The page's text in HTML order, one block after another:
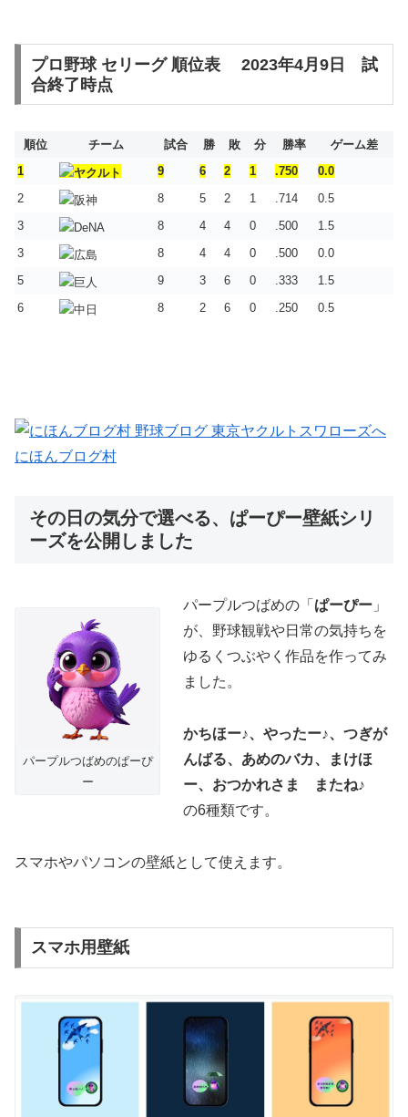
プロ野球 セリーグ 順位表 2023年4月9日 試
合終了時点
順位 チーム 試合 勝 敗 分 勝率
ゲーム差
1
9 6 2 1 .750
0.0
2
8 5 2 1 .714
0.5
3
8 4 4 0 .500
1.5
3
8 4 4 0 .500
0.0
5
9 3 6 0 .333
1.5
6
8 2 6 0 .250 0.5
にほんブログ村
その日の気分で選べる、ぱーぴー壁紙シリ
ーズを公開しました
パープルつばめのぱーぴ
ー
パープルつばめの「 ぱーぴー 」
が、野球観戦や日常の気持ちを
ゆるくつぶやく作品を作ってみ
ました。
かちほー♪、やったー♪、つぎが
んばる、あめのバカ、まけほ
ー、おつかれさま またね♪
の6種類です。
スマホやパソコンの壁紙として使えます。
スマホ用壁紙